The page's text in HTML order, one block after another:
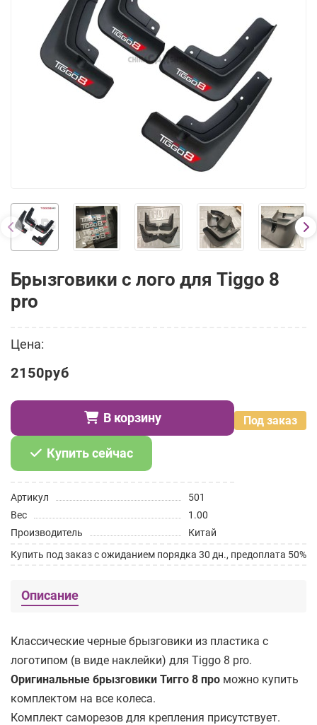
Брызговики с лого для Tiggo 8
pro
Цена:
2150руб
Под заказ
В корзину
Купить сейчас
Артикул
501
Вес
1.00
Производитель
Китай
Купить под заказ с ожиданием порядка 30 дн., предоплата 50%
Описание
Классические черные брызговики из пластика с
логотипом (в виде наклейки) для Tiggo 8 pro.
Оригинальные брызговики Тигго 8 про можно купить
комплектом на все колеса.
Комплект саморезов для крепления присутствует.